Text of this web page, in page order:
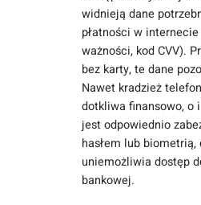
widnieją dane
płatności w
ważności, kod CVV).
bez karty, te dane
Nawet kradzież
dotkliwa finansowo, o
jest odpowiednio
hasłem lub biometrią,
uniemożliwia dostęp
bankowej.